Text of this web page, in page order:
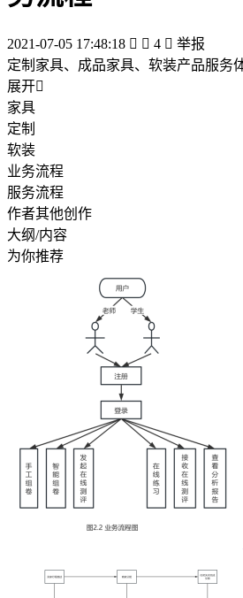
2021-07-05 17:48:18   4  举报
定制家具、成品家具、软装产品服务
展开
家具
定制
软装
业务流程
服务流程
作者其他创作
大纲/内容
为你推荐